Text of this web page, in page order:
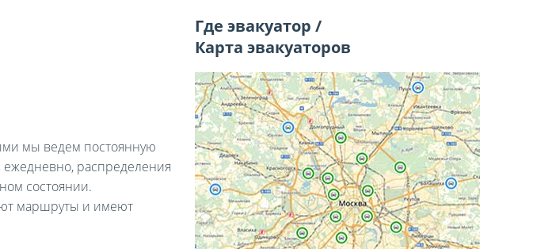
мы ведем постоянную
ежедневно, распределения
состоянии.
маршруты и имеют
Где эвакуатор /
Карта эвакуаторов